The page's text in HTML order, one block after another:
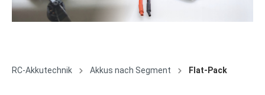
RC-Akkutechnik Akkus nach Segment Flat-Pack